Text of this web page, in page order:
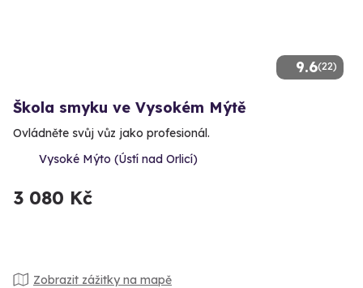
9.6(22)
Škola smyku ve Vysokém Mýtě
Ovládněte svůj vůz jako profesionál.
Vysoké Mýto (Ústí nad Orlicí)
3 080 Kč
Zobrazit zážitky na mapě